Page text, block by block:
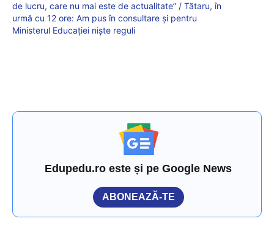
de lucru, care nu mai este de actualitate” / Tătaru, în
urmă cu 12 ore: Am pus în consultare și pentru
Ministerul Educației niște reguli
Edupedu.ro este și pe Google News
ABONEAZĂ-TE